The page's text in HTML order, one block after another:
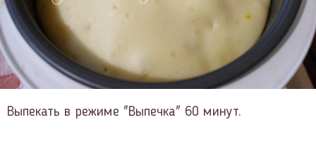
Выпекать в режиме "Выпечка" 60 минут.